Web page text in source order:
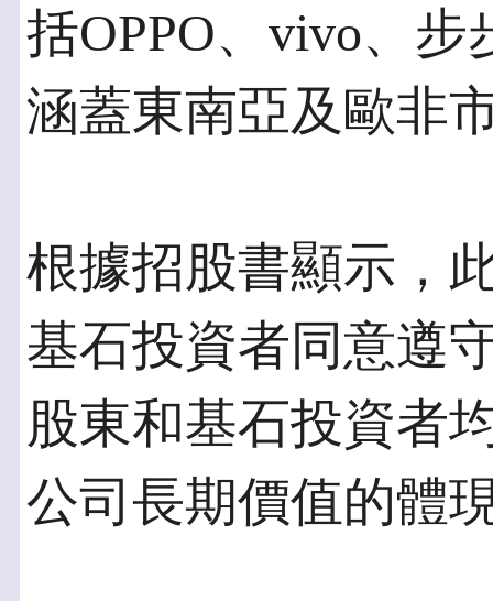
括OPPO、vivo、
涵蓋東南亞及歐非
根據招股書顯示，
基石投資者同意遵
股東和基石投資者
公司長期價值的體